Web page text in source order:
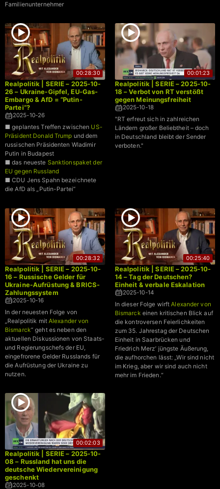
Familienunternehmer
00:28:30
Realpolitik | SERIE – 2025-10-
26 – Ukraine-Gipfel, EU-Gas-
Embargo & AfD = “Putin-
Partei”?
2025-10-26
■ geplantes Treffen zwischen US-
Präsident Donald Trump und dem
russischen Präsidenten Wladimir
Putin in Budapest
■ das neueste Sanktionspaket der
EU gegen Russland
■ CDU Jens Spahn bezeichnete
die AfD als „Putin-Partei“
00:01:23
Realpolitik | SERIE – 2025-10-
18 – Verbot von RT verstößt
gegen Meinungsfreiheit
2025-10-18
"RT erfreut sich in zahlreichen
Ländern großer Beliebtheit – doch
in Deutschland bleibt der Sender
verboten."
00:28:32
Realpolitik | SERIE – 2025-10-
16 – Russische Gelder für
Ukraine-Aufrüstung & BRICS-
Zahlungssystem
2025-10-16
In der neuesten Folge von
„Realpolitik mit Alexander von
Bismarck“ geht es neben den
aktuellen Diskussionen von Staats-
und Regierungschefs der EU,
eingefrorene Gelder Russlands für
die Aufrüstung der Ukraine zu
nutzen.
00:25:40
Realpolitik | SERIE – 2025-10-
14 – Tag der Deutschen?
Einheit & verbale Eskalation
2025-10-14
In dieser Folge wirftAlexander von
Bismarck einen kritischen Blick auf
die kontroversen Feierlichkeiten
zum 35. Jahrestag der Deutschen
Einheit in Saarbrücken und
Friedrich Merz’ jüngste Äußerung,
die aufhorchen lässt: „Wir sind nicht
im Krieg, aber wir sind auch nicht
mehr im Frieden.“
00:02:03
Realpolitik | SERIE – 2025-10-
08 – Russland hat uns die
deutsche Wiedervereinigung
geschenkt
2025-10-08